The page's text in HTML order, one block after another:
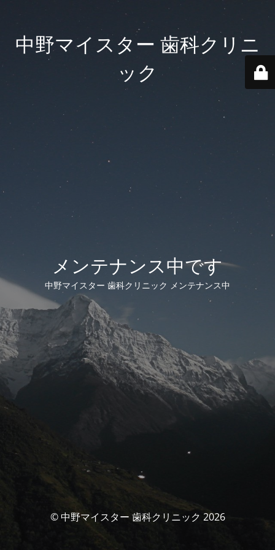
中野マイスター 歯科クリニ
ック
メンテナンス中です
中野マイスター 歯科クリニック メンテナンス中
© 中野マイスター 歯科クリニック 2026